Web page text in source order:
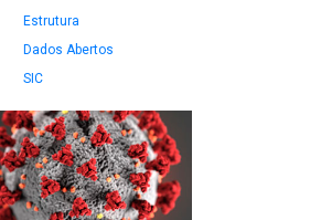
Estrutura
Dados Abertos
SIC